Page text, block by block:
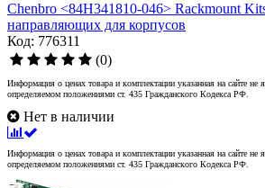
Chenbro <84H341810-046> Rackmount
направляющих для корпусов
Код: 776311
(0)
Информация о ценах товара и комплектации указанная на сайте не
определяемом положениями ст. 435 Гражданского Кодекса РФ.
Нет в наличии
Информация о ценах товара и комплектации указанная на сайте не
определяемом положениями ст. 435 Гражданского Кодекса РФ.